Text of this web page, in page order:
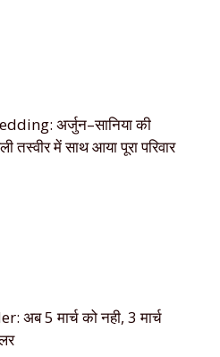
अर्जुन–सानिया की
तस्वीर में साथ आया पूरा परिवार
5 मार्च को नही, 3 मार्च